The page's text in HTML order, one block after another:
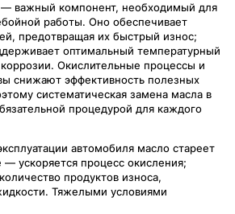
— важный компонент, необходимый для
работы. Оно обеспечивает
предотвращая их быстрый износ;
оптимальный температурный
Окислительные процессы и
снижают эффективность полезных
систематическая замена масла в
процедурой для каждого
автомобиля масло стареет
ускоряется процесс окисления;
продуктов износа,
Тяжелыми условиями